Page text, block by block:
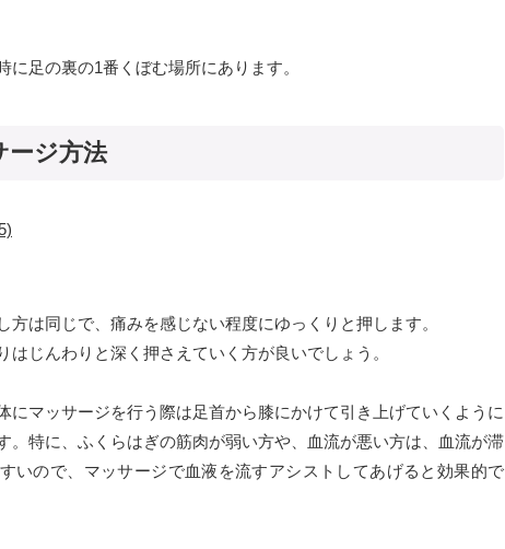
に足の裏の1番くぼむ場所にあります。
ージ方法
方は同じで、痛みを感じない程度にゆっくりと押します。
はじんわりと深く押さえていく方が良いでしょう。
にマッサージを行う際は足首から膝にかけて引き上げていくように
。特に、ふくらはぎの筋肉が弱い方や、血流が悪い方は、血流が滞
いので、マッサージで血液を流すアシストしてあげると効果的で